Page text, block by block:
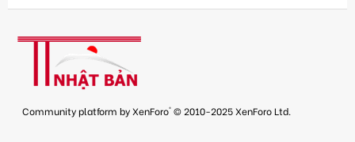
Community platform by XenForo® © 2010-2025 XenForo Ltd.